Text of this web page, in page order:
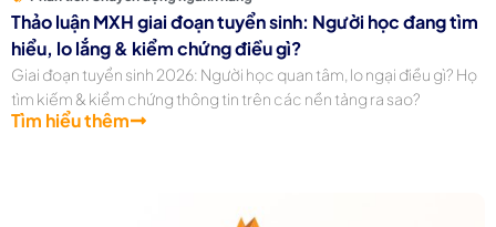
Thảo luận MXH giai đoạn tuyển sinh: Người học đang tìm
hiểu, lo lắng & kiểm chứng điều gì?
Giai đoạn tuyển sinh 2026: Người học quan tâm, lo ngại điều gì? Họ
tìm kiếm & kiểm chứng thông tin trên các nền tảng ra sao?
Tìm hiểu thêm